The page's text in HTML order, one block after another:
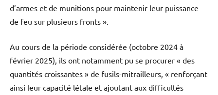
d’armes et de munitions pour maintenir leur puissance
de feu sur plusieurs fronts ».
Au cours de la période considérée (octobre 2024 à
février 2025), ils ont notamment pu se procurer « des
quantités croissantes » de fusils-mitrailleurs, « renforçant
ainsi leur capacité létale et ajoutant aux difficultés